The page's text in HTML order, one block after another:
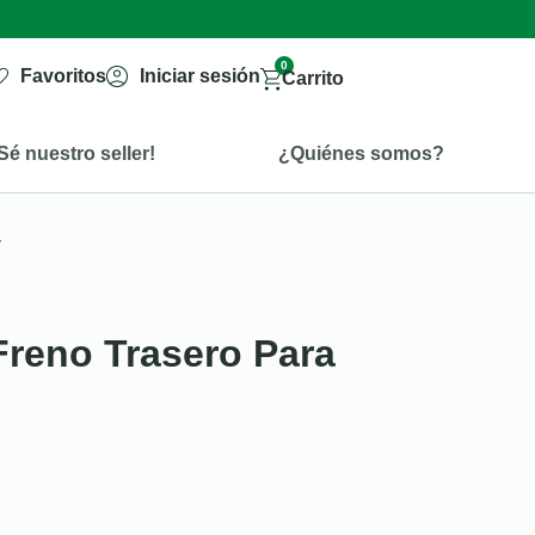
Favoritos Iniciar sesión
0
Carrito
nuestro seller! ¿Quiénes somos?
Trasero Para